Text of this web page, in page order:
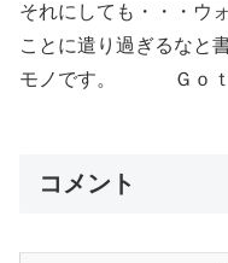
それにしても・・・ウ
ことに遣り過ぎるなと
モノです。 Ｇｏｔ
コメント